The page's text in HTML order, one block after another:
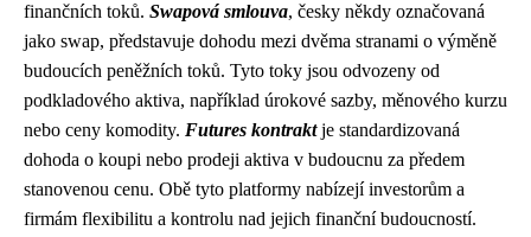
finančních toků. Swapová smlouva, česky někdy označovaná
jako swap, představuje dohodu mezi dvěma stranami o výměně
budoucích peněžních toků. Tyto toky jsou odvozeny od
podkladového aktiva, například úrokové sazby, měnového kurzu
nebo ceny komodity. Futures kontraktje standardizovaná
dohoda o koupi nebo prodeji aktiva v budoucnu za předem
stanovenou cenu. Obě tyto platformy nabízejí investorům a
firmám flexibilitu a kontrolu nad jejich finanční budoucností.